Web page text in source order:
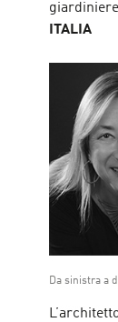
giardiniere
ITALIA
Da sinistra a